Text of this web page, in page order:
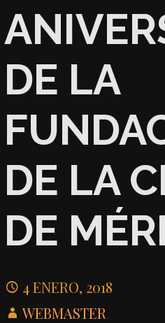
DE LA
DE LA
DE
4 ENERO, 2018
WEBMASTER